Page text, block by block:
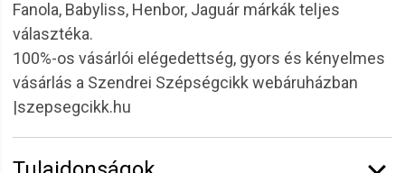
Fanola, Babyliss, Henbor, Jaguár márkák teljes
választéka.
100%-os vásárlói elégedettség, gyors és kényelmes
vásárlás a Szendrei Szépségcikk webáruházban
|szepsegcikk.hu